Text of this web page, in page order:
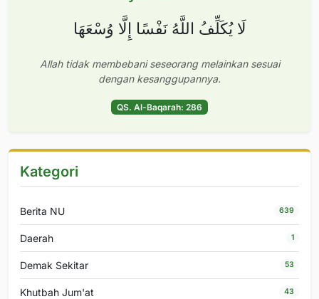
لَا يُكَلِّفُ اللَّهُ نَفْسًا إِلَّا وُسْعَهَا
Allah tidak membebani seseorang melainkan sesuai
dengan kesanggupannya.
QS. Al-Baqarah: 286
Kategori
Berita NU 639
Daerah 1
Demak Sekitar 53
Khutbah Jum'at 43